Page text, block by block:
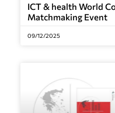
ICT & health World
Matchmaking Event
09/12/2025